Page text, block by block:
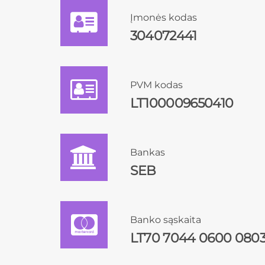
Įmonės kodas
304072441
PVM kodas
LT100009650410
Bankas
SEB
Banko sąskaita
LT70 7044 0600